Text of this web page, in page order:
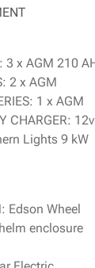
3 x AGM 210
2 x AGM
1 x AGM
CHARGER:
Lights 9 kW
Edson Wheel
enclosure